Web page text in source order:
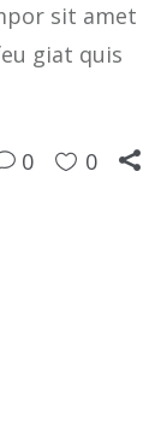
sit amet
giat quis
0 0